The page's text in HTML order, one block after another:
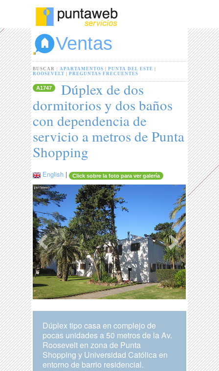
Ventas
BUSCAR :APARTAMENTOS |PUNTA DEL ESTE
ROOSEVELT
|PREGUNTAS FRECUENTES
A1747
Dúplex de dos
dormitorios y dos baños
con dependencia de
servicio a metros de Punta
Shopping
English | Click sobre la foto para ver galería
Dúplex tipo casa en complejo de
pocas unidades a 50 metros de la Av.
Roosevelt en zona de Punta
Shopping y Universidad Católica en
entorno de barrio residencial.